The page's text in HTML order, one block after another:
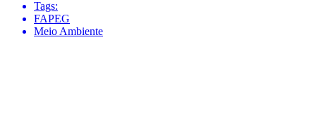
Tags:
FAPEG
Meio Ambiente